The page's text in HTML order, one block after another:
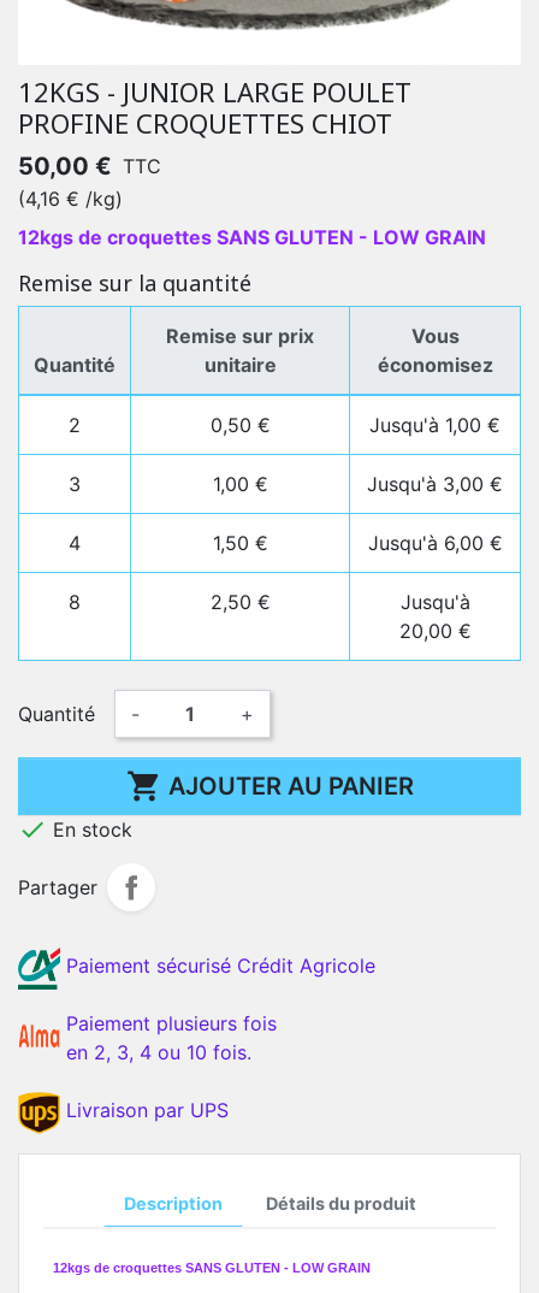
12KGS - JUNIOR LARGE POULET
PROFINE CROQUETTES CHIOT
50,00 €
(4,16 € /kg)
TTC
12kgs de croquettes SANS GLUTEN - LOW GRAIN
Remise sur la quantité
Quantité
Remise sur prix
unitaire
Vous
économisez
2 0,50 € Jusqu'à 1,00 €
3 1,00 € Jusqu'à 3,00 €
4 1,50 € Jusqu'à 6,00 €
8 2,50 €
Jusqu'à
20,00 €
Quantité - +
 AJOUTER AU PANIER
 En stock
Partager
Paiement sécurisé Crédit Agricole
Paiement plusieurs fois
en 2, 3, 4 ou 10 fois.
Livraison par UPS
Description Détails du produit
12kgs de croquettes SANS GLUTEN - LOW GRAIN